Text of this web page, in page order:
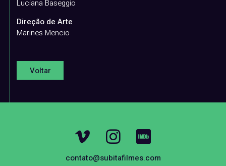
Luciana Baseggio
Direção de Arte
Marines Mencio
Voltar
contato@subitafilmes.com